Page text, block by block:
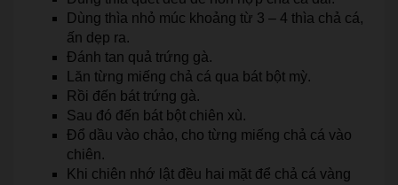
Dùng thìa nhỏ múc khoảng từ 3 – 4 thìa chả cá,
ấn dẹp ra.
Đánh tan quả trứng gà.
Lăn từng miếng chả cá qua bát bột mỳ.
Rồi đến bát trứng gà.
Sau đó đến bát bột chiên xù.
Đổ dầu vào chảo, cho từng miếng chả cá vào
chiên.
Khi chiên nhớ lật đều hai mặt để chả cá vàng